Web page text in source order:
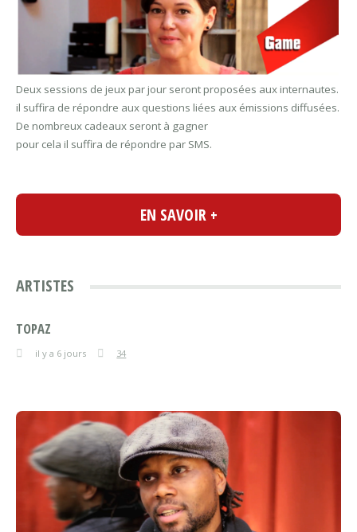
Deux sessions de jeux par jour seront proposées aux internautes.
il suffira de répondre aux questions liées aux émissions diffusées.
De nombreux cadeaux seront à gagner
pour cela il suffira de répondre par SMS.
EN SAVOIR +
ARTISTES
TOPAZ
il y a 6 jours 34